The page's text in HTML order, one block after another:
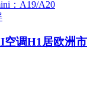
空调H1居欧洲市